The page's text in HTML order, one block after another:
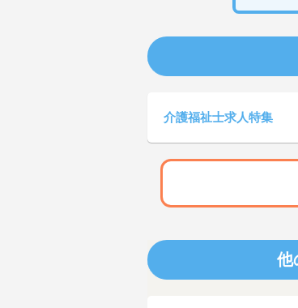
介護福祉士求人特集
他